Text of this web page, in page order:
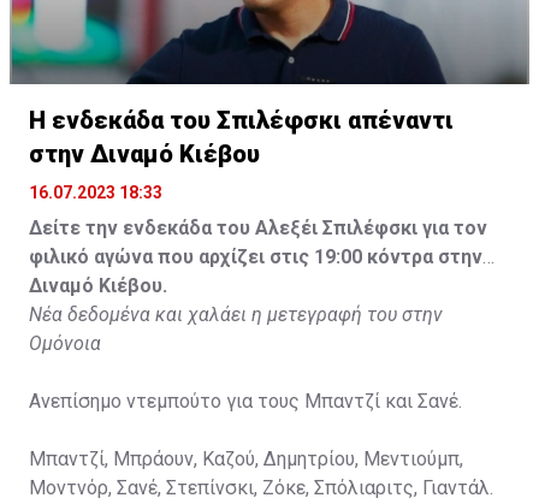
Η ενδεκάδα του Σπιλέφσκι απέναντι
στην Διναμό Κιέβου
16.07.2023 18:33
Δείτε την ενδεκάδα του Αλεξέι Σπιλέφσκι για τον
φιλικό αγώνα που αρχίζει στις 19:00 κόντρα στην
Διναμό Κιέβου.
Νέα δεδομένα και χαλάει η μετεγραφή του στην
Ομόνοια
Ανεπίσημο ντεμπούτο για τους Μπαντζί και Σανέ.
Μπαντζί, Μπράουν, Καζού, Δημητρίου, Μεντιούμπ,
Μοντνόρ, Σανέ, Στεπίνσκι, Ζόκε, Σπόλιαριτς, Γιαντάλ.